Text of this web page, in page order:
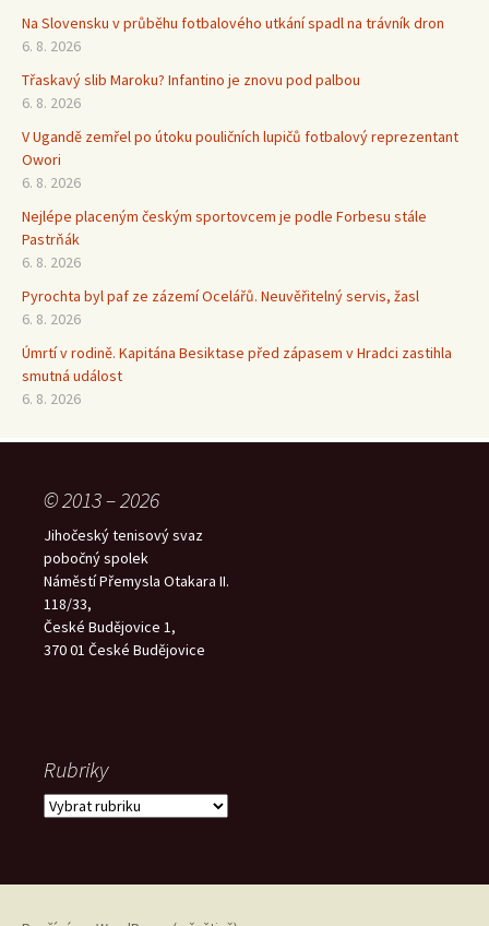
Na Slovensku v průběhu fotbalového utkání spadl na trávník dron
6. 8. 2026
Třaskavý slib Maroku? Infantino je znovu pod palbou
6. 8. 2026
V Ugandě zemřel po útoku pouličních lupičů fotbalový reprezentant
Owori
6. 8. 2026
Nejlépe placeným českým sportovcem je podle Forbesu stále
Pastrňák
6. 8. 2026
Pyrochta byl paf ze zázemí Ocelářů. Neuvěřitelný servis, žasl
6. 8. 2026
Úmrtí v rodině. Kapitána Besiktase před zápasem v Hradci zastihla
smutná událost
6. 8. 2026
© 2013 – 2026
Jihočeský tenisový svaz
pobočný spolek
Náměstí Přemysla Otakara II.
118/33,
České Budějovice 1,
370 01 České Budějovice
Rubriky
Rubriky